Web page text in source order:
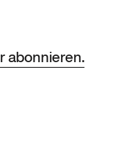
abonnieren.